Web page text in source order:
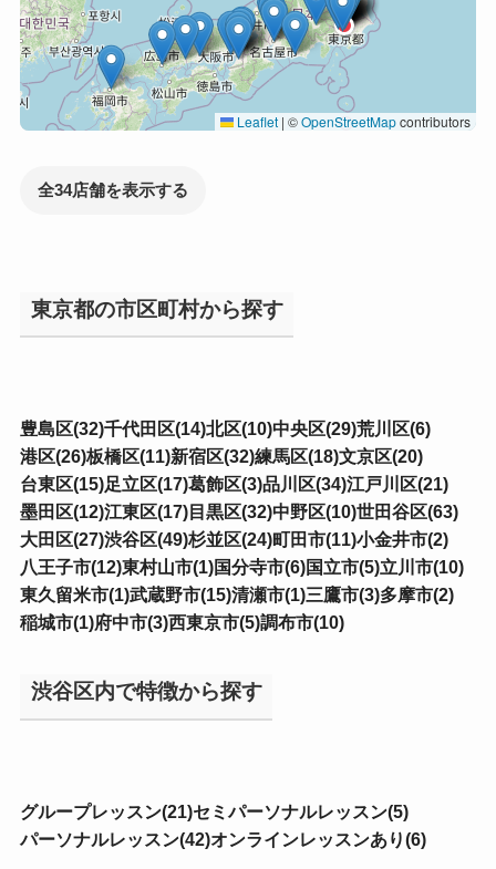
Leaflet | ©OpenStreetMapcontributors
全34店舗を表示する
東京都の市区町村から探す
豊島区(32)千代田区(14)北区(10)中央区(29)荒川区(6)
港区(26)板橋区(11)新宿区(32)練馬区(18)文京区(20)
台東区(15)足立区(17)葛飾区(3)品川区(34)江戸川区(21)
墨田区(12)江東区(17)目黒区(32)中野区(10)世田谷区(63)
大田区(27)渋谷区(49)杉並区(24)町田市(11)小金井市(2)
八王子市(12)東村山市(1)国分寺市(6)国立市(5)立川市(10)
東久留米市(1)武蔵野市(15)清瀬市(1)三鷹市(3)多摩市(2)
稲城市(1)府中市(3)西東京市(5)調布市(10)
渋谷区内で特徴から探す
グループレッスン(21)セミパーソナルレッスン(5)
パーソナルレッスン(42)オンラインレッスンあり(6)